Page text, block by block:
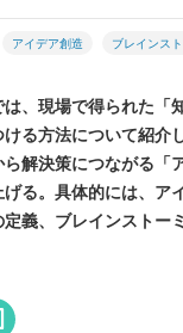
アイデア創造 ブレインス
、現場で得られた「
る方法について紹介
解決策につながる「
る。具体的には、ア
義、ブレインストー